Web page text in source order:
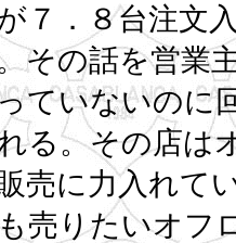
７．８台注文
その話を営業
ていないのに
る。その店は
売に力入れて
売りたいオフ